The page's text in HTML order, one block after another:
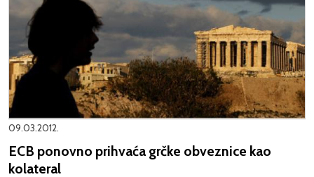
09.03.2012.
ECB ponovno prihvaća grčke obveznice kao
kolateral